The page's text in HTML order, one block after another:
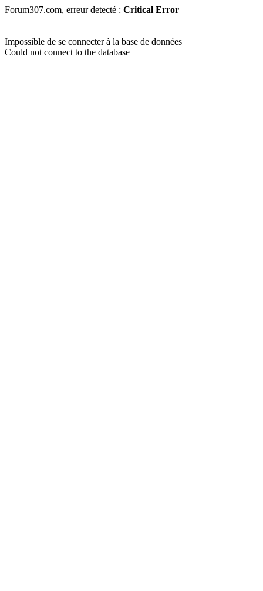
Forum307.com, erreur detecté : Critical Error
Impossible de se connecter à la base de données
Could not connect to the database